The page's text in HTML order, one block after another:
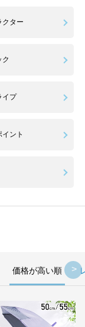
クター
ク
イプ
イント
価格が高い順